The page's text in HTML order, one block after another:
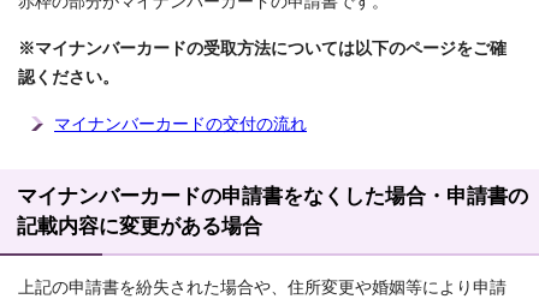
※マイナンバーカードの受取方法については以下のページをご確
認ください。
マイナンバーカードの交付の流れ
マイナンバーカードの申請書をなくした場合・申請書の
記載内容に変更がある場合
上記の申請書を紛失された場合や、住所変更や婚姻等により申請